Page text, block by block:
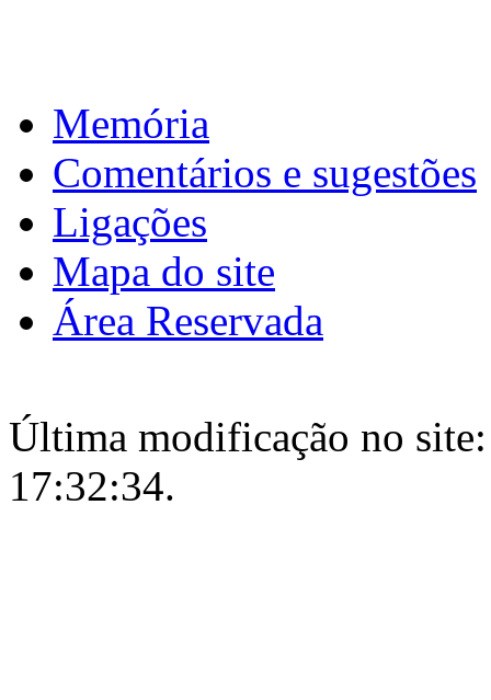
Memória
Comentários e sugestões
Ligações
Mapa do site
Área Reservada
Última modificação no
17:32:34.